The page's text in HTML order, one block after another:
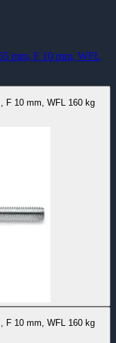
mm, F 10 mm, WFL
F 10 mm, WFL 160 kg
F 10 mm, WFL 160 kg